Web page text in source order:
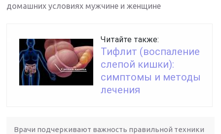
домашних условиях мужчине и женщине
Читайте также:
Тифлит (воспаление
слепой кишки):
симптомы и методы
лечения
Врачи подчеркивают важность правильной техники